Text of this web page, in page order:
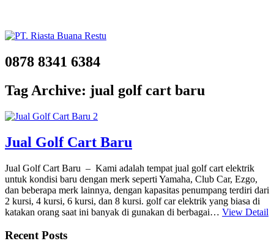
0878 8341 6384
Tag Archive: jual golf cart baru
Jual Golf Cart Baru
Jual Golf Cart Baru – Kami adalah tempat jual golf cart elektrik
untuk kondisi baru dengan merk seperti Yamaha, Club Car, Ezgo,
dan beberapa merk lainnya, dengan kapasitas penumpang terdiri dari
2 kursi, 4 kursi, 6 kursi, dan 8 kursi. golf car elektrik yang biasa di
katakan orang saat ini banyak di gunakan di berbagai… View Detail
Recent Posts